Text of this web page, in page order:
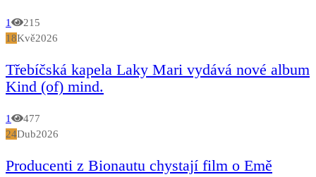
1
215
18Kvě2026
Třebíčská kapela Laky Mari vydává nové album
Kind (of) mind.
1
477
24Dub2026
Producenti z Bionautu chystají film o Emě